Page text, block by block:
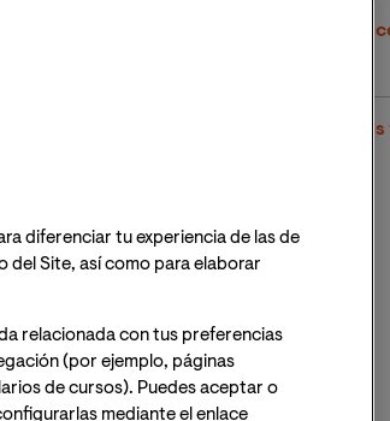
la
Crear videojuegos desde
Los videojuegos
diferenciar tu experiencia de las de
del Site, así como para elaborar
relacionada con tus preferencias
(por ejemplo, páginas
de cursos). Puedes aceptar o
mediante el enlace